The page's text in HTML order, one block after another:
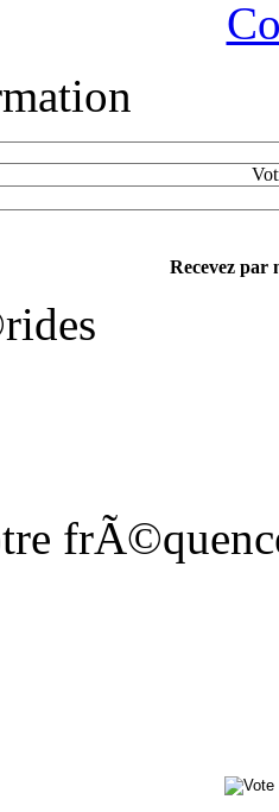
Recevez par